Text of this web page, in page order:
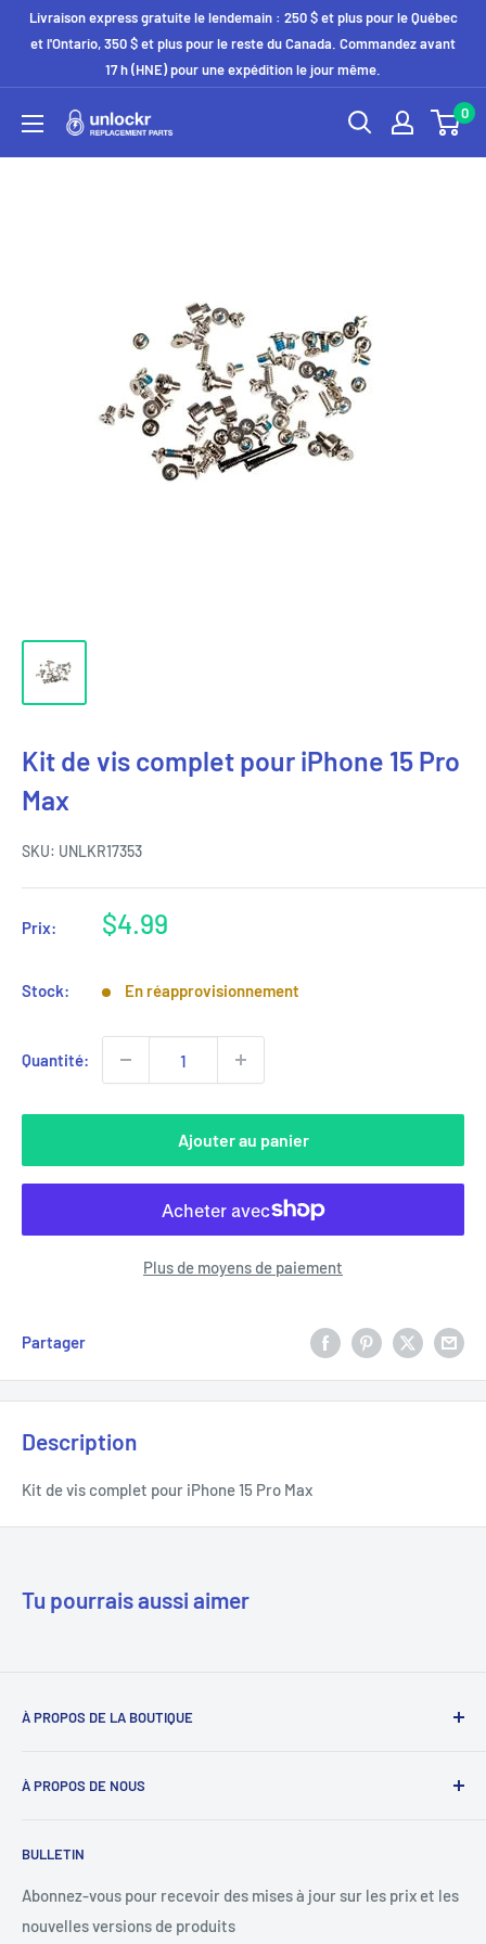
PasserLivraison express gratuite le lendemain : 250 $ et plus pour le Québec
et l'Ontario, 350 $ et plus pour le reste du Canada. Commandez avant
17 h (HNE) pour une expédition le jour même.
Unlockr
0
Kit de vis complet pour iPhone 15 Pro
Max
SKU: UNLKR17353
Prix:
Prix
$4.99
Stock: En réapprovisionnement
Quantité:
Ajouter au panier
Plus de moyens de paiement
Partager
Description
Kit de vis complet pour iPhone 15 Pro Max
Tu pourrais aussi aimer
À PROPOS DE LA BOUTIQUE
téléphones en étant leur fournisseur de confiance. Nous y
un service client personnalisé.
+1 844-664-8388
Toutes les marques déposées appartiennent à leurs
À PROPOS DE NOUS
Bons prépayés
Vérification IMEI
Produits de déverrouillage
BULLETIN
Abonnez-vous pour recevoir des mises à jour sur les prix et les
nouvelles versions de produits